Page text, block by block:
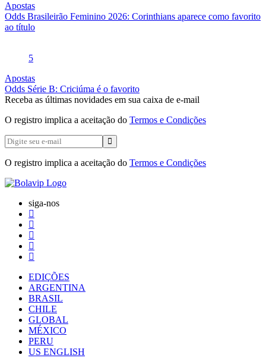
Apostas
Odds Brasileirão Feminino 2026: Corinthians aparece como favorito
ao título
5
Apostas
Odds Série B: Criciúma é o favorito
Receba as últimas novidades em sua caixa de e-mail
O registro implica a aceitação do Termos e Condições
O registro implica a aceitação do Termos e Condições
siga-nos
EDIÇÕES
ARGENTINA
BRASIL
CHILE
GLOBAL
MÉXICO
PERU
US ENGLISH